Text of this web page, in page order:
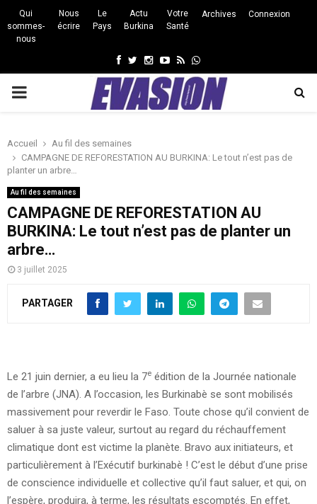
Qui
sommes-
nous
Nous
écrire
Le
Pays
Actu
Burkina
Votre
Santé
Archives Connexion
Facebook
Twitter
Instagram
Youtube
RssWhatsapp
PRIMARY
Accueil
Au fil des semaines
CAMPAGNE DE REFORESTATION AU BURKINA: Le tout n’est pas de
planter un arbre…
Au fil des semaines
CAMPAGNE DE REFORESTATION AU
BURKINA: Le tout n’est pas de planter un
arbre…
3 juillet 2025
PARTAGER
Le 21 juin dernier, a eu lieu la 7e édition de la Journée nationale
de l’arbre (JNA). A l’occasion, les Burkinabè se sont mobilisés
massivement pour reverdir le Faso. Toute chose qu’il convient de
saluer à sa juste valeur, surtout au regard du réchauffement
climatique dont est victime la planète. Bravo aux initiateurs, et
particulièrement à l’Exécutif burkinabè ! C’est le début d’une prise
de conscience individuelle et collective qu’il faut saluer, et qui, on
l’espère, produira, à terme, les résultats escomptés. En effet,